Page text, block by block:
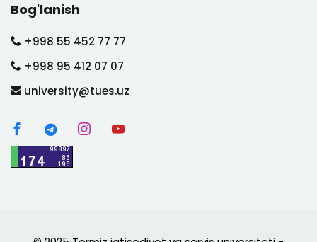
Bog'lanish
+998 55 452 77 77
+998 95 412 07 07
university@tues.uz